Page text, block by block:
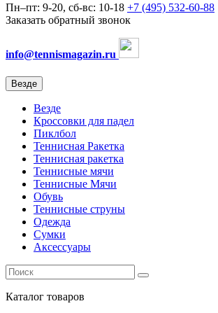
Пн–пт: 9-20, сб-вс: 10-18 +7 (495) 532-60-88
Заказать обратный звонок
info@tennismagazin.ru
Везде
Везде
Кроссовки для падел
Пиклбол
Теннисная Ракетка
Теннисная ракетка
Теннисные мячи
Теннисные Мячи
Обувь
Теннисные струны
Одежда
Сумки
Аксессуары
Каталог товаров